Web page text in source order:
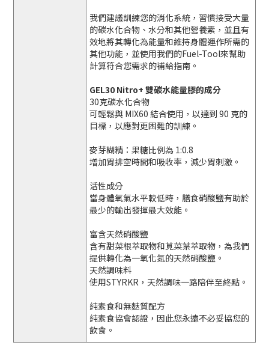
我們建議訓練您的消化系統，習慣接受大量
的碳水化合物、水分和其他營養素，並且有
效地將其轉化為能量和維持身體運作所需的
其他功能，並使用我們的Fuel-Tool來幫助
計算符合您需求的補給指南。
GEL30 Nitro+ 雙碳水能量膠的成分
30克碳水化合物
可輕鬆與 MIX60 結合使用，以達到 90 克的
目標，以應對更困難的訓練。
麥芽糊精：果糖比例為 1:0.8
增加胃排空時間和吸收率，減少胃刺激。
活性成分
當身體氧氣水平較低時，膳食硝酸鹽有助於
最少的輸出發揮最大效能。
富含天然硝酸鹽
含有甜菜根萃取物和莧菜葉萃取物，為我們
提供轉化為一氧化氮的天然硝酸鹽。
天然調味料
使用STYRKR，天然調味一路陪伴至終點。
純素食和無麩質配方
純素食協會認證，因此您永遠不必妥協您的
飲食。